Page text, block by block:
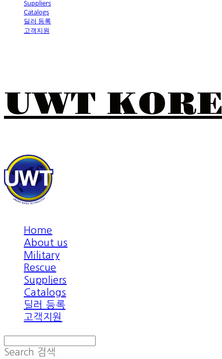
Suppliers
Catalogs
딜러 등록
고객지원
UWT
Home
About us
Military
Rescue
Suppliers
Catalogs
딜러 등록
고객지원
Search 검색